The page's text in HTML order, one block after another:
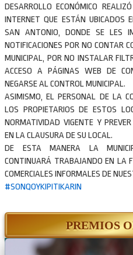
DESARROLLO ECONÓMICO
INTERNET QUE ESTÁN UBICADOS
SAN ANTONIO, DONDE SE LES
NOTIFICACIONES POR NO CONTAR
MUNICIPAL, POR NO INSTALAR
ACCESO A PÁGINAS WEB DE
NEGARSE AL CONTROL MUNICIPAL.
ASIMISMO, EL PERSONAL DE LA
LOS PROPIETARIOS DE ESTOS
NORMATIVIDAD VIGENTE Y
EN LA CLAUSURA DE SU LOCAL.
DE ESTA MANERA LA
CONTINUARÁ TRABAJANDO EN LA
COMERCIALES INFORMALES DE
#SONQOYKIPITIKARIN
PREMIOS